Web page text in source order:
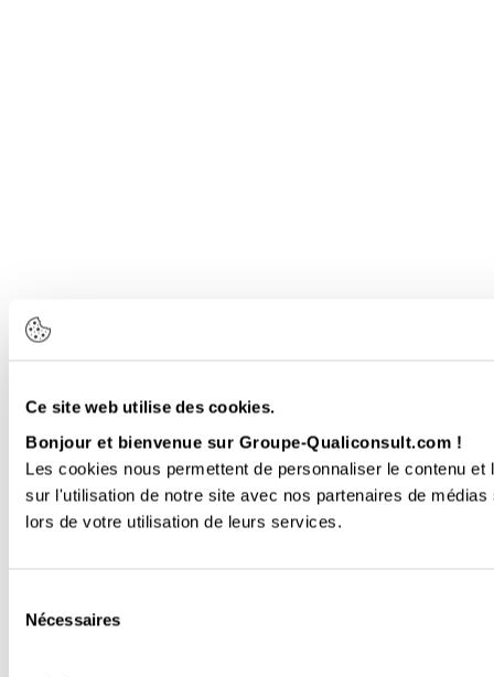
Ce site web utilise des cookies.
Bonjour et bienvenue sur Groupe-Qualiconsult.com !
Les cookies nous permettent de personnaliser le contenu
sur l'utilisation de notre site avec nos partenaires de
lors de votre utilisation de leurs services.
Nécessaires